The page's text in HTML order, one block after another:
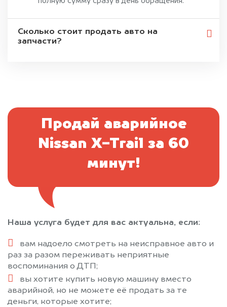
Сколько стоит продать авто на
запчасти?
Продай аварийное
Nissan X-Trail за 60
минут!
Наша услуга будет для вас актуальна, если:
вам надоело смотреть на неисправное авто и
раз за разом переживать неприятные
воспоминания о ДТП;
вы хотите купить новую машину вместо
аварийной, но не можете её продать за те
деньги, которые хотите;